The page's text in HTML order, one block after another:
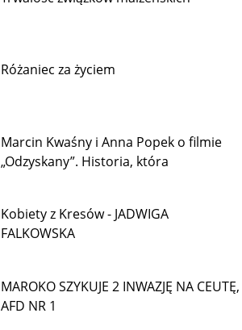
Różaniec za życiem
Marcin Kwaśny i Anna Popek o filmie
„Odzyskany”. Historia, która
Kobiety z Kresów - JADWIGA
FALKOWSKA
MAROKO SZYKUJE 2 INWAZJĘ NA CEUTĘ,
AFD NR 1